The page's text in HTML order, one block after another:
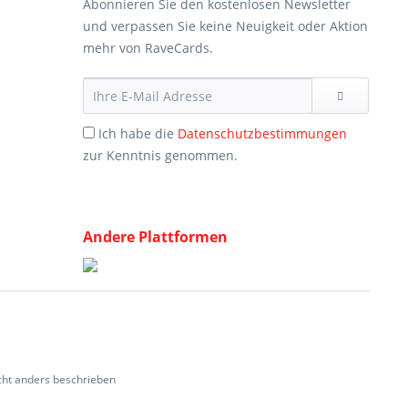
Abonnieren Sie den kostenlosen Newsletter
und verpassen Sie keine Neuigkeit oder Aktion
mehr von RaveCards.
Ich habe die Datenschutzbestimmungen
zur Kenntnis genommen.
Andere Plattformen
anders beschrieben